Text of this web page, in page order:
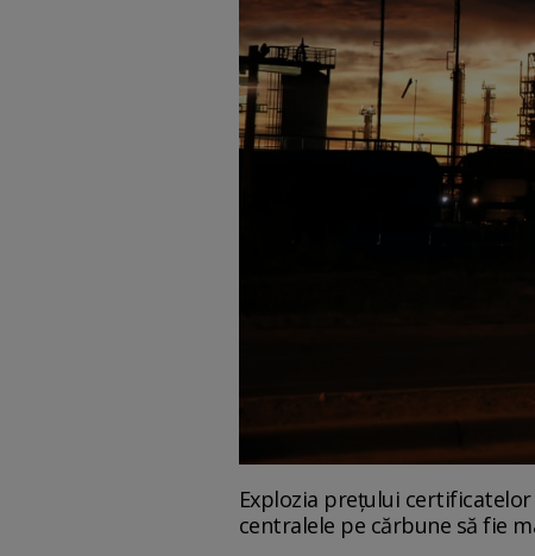
Explozia prețului
centralele pe cărbune să fie